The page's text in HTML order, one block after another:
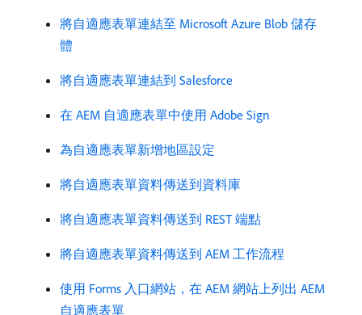
將自適應表單連結至 Microsoft Azure Blob 儲存
體
將自適應表單連結到 Salesforce
在 AEM 自適應表單中使用 Adobe Sign
為自適應表單新增地區設定
將自適應表單資料傳送到資料庫
將自適應表單資料傳送到 REST 端點
將自適應表單資料傳送到 AEM 工作流程
使用 Forms 入口網站，在 AEM 網站上列出 AEM
自適應表單